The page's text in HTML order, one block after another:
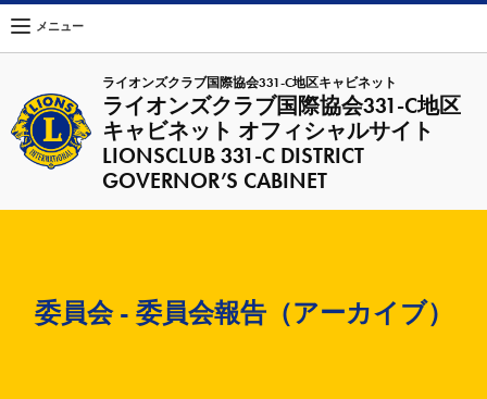
ライオンズクラブ国際協会331-C地区キャビネット
ライオンズクラブ国際協会331-C地区
キャビネット オフィシャルサイト
LIONSCLUB 331-C DISTRICT
GOVERNOR’S CABINET
メニュー
委員会 - 委員会報告（アーカイブ）